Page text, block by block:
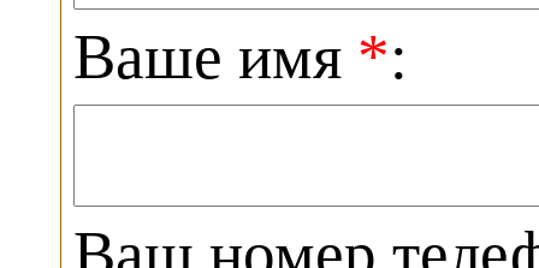
Ваше имя *:
Ваш номер